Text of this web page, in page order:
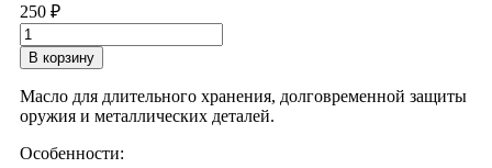
250 ₽
Количество
товара
Смазка
Neo
Elements
Protective
Oil
В корзину
Масло для длительного хранения, долговременной защиты
оружия и металлических деталей.
Особенности: